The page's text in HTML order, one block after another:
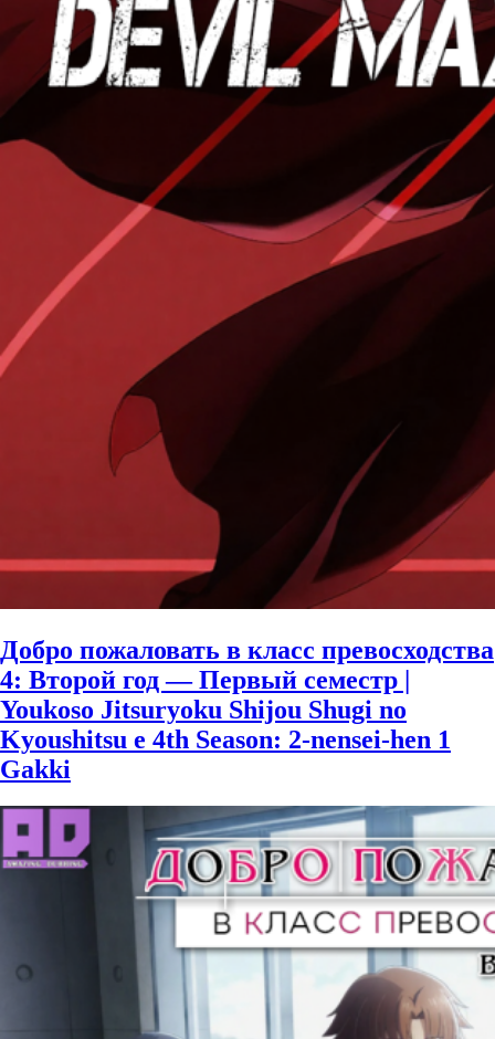
Добро пожаловать в класс превосходства
4: Второй год — Первый семестр |
Youkoso Jitsuryoku Shijou Shugi no
Kyoushitsu e 4th Season: 2-nensei-hen 1
Gakki